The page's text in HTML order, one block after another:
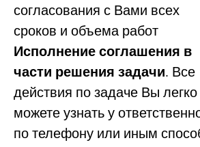
согласования с Вами всех
сроков и объема работ
Исполнение соглашения в
части решения задачи. Все
действия по задаче Вы легко
можете узнать у
по телефону или иным